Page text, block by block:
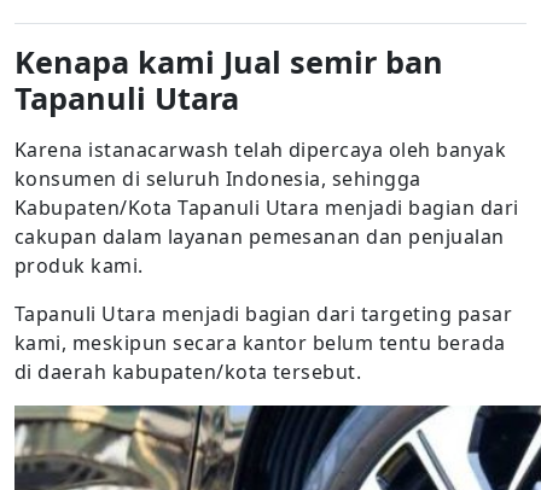
Kenapa kami Jual semir ban
Tapanuli Utara
Karena istanacarwash telah dipercaya oleh banyak
konsumen di seluruh Indonesia, sehingga
Kabupaten/Kota Tapanuli Utara menjadi bagian dari
cakupan dalam layanan pemesanan dan penjualan
produk kami.
Tapanuli Utara menjadi bagian dari targeting pasar
kami, meskipun secara kantor belum tentu berada
di daerah kabupaten/kota tersebut.